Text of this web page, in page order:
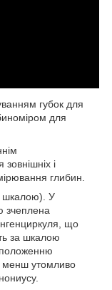
губок для
для
і
глибин.
шкалою). У
зчеплена
що
за шкалою
менш утомливо